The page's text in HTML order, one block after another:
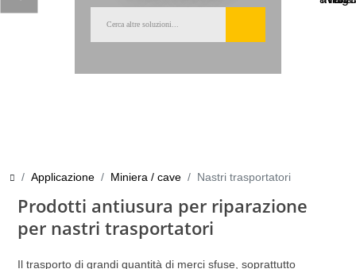
Applicazione Miniera / cave Nastri trasportatori
Prodotti antiusura per riparazione
per nastri trasportatori
Il trasporto di grandi quantità di merci sfuse, soprattutto